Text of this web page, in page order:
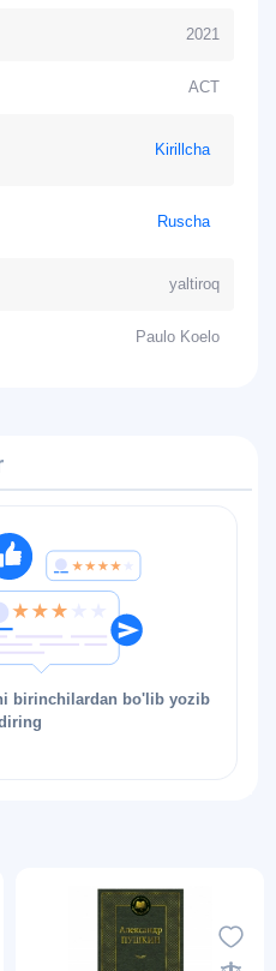
2021
АСТ
Kirillcha
Ruscha
yaltiroq
Paulo Koelo
birinchilardan bo'lib yozib